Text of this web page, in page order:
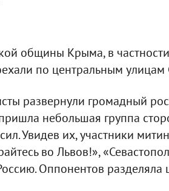
общины Крыма, в
по центральным
развернули громадный
небольшая группа
Увидев их, участники
во Львов!»,
Оппонентов разделяла